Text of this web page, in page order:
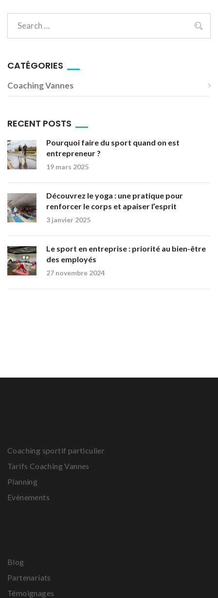
CATÉGORIES
Coaching Vannes
RECENT POSTS
Pourquoi faire du sport quand on est
entrepreneur ?
19 mars 2025
Découvrez le yoga : une pratique pour
renforcer le corps et apaiser l’esprit
3 janvier 2025
Le sport en entreprise : priorité au bien-être
des employés
27 novembre 2024
Coaching sportif particulier
Tarifs Coaching Vannes
Planning
Evènements
Blog
Partenariats
Témoignages